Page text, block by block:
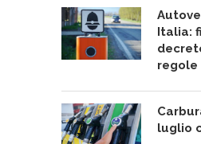
Italia:
luglio